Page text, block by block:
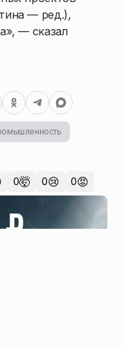
— ред.),
— сказал
0🤯 0😢 0😡